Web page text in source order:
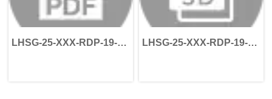
LHSG-25-XXX-RDP-19-
LHSG-25-XXX-RDP-19-